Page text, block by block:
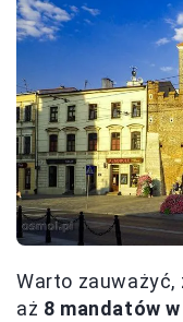
Warto zauważyć,
aż 8 mandatów